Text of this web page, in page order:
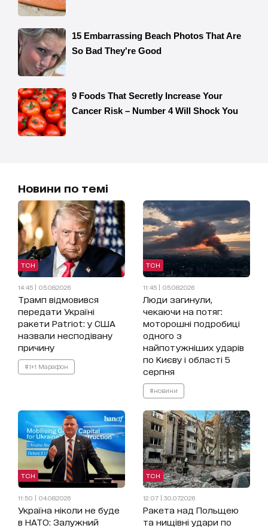
Новини по темі
ТСН
14:45 | 05.08.2026
Трамп відмовився
передати Україні
ракети Patriot: у США
назвали несподівану
причину
#1+1 Марафон
ТСН
11:45 | 05.08.2026
Люди загинули,
чекаючи на потяг:
моторошні подробиці
одного з
найпотужніших ударів
по Києву і області 5
серпня
#новини
ТСН
11:50 | 04.08.2026
Україна ніколи не буде
в НАТО: Залужний
ТСН
12:07 | 30.07.2026
Ракета над Польщею
та нищівні удари по